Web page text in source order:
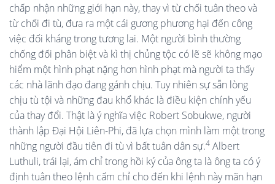
chấp nhận những giới hạn này, thay vì từ chối tuân theo và
từ chối đi tù, đưa ra một cái gương phương hại đến công
việc đối kháng trong tương lai. Một người bình thường
chống đối phân biệt và kì thị chủng tộc có lẽ sẽ không mạo
hiểm một hình phạt nặng hơn hình phạt mà người ta thấy
các nhà lãnh đạo đang gánh chịu. Tuy nhiên sự sẵn lòng
chịu tù tội và những đau khổ khác là điều kiện chính yếu
của thay đổi. Thật là ý nghĩa việc Robert Sobukwe, người
thành lập Đại Hội Liên-Phi, đã lựa chọn mình làm một trong
những người đầu tiên đi tù vì bất tuân dân sự.4 Albert
Luthuli, trái lại, ám chỉ trong hồi ký của ông ta là ông ta có ý
định tuân theo lệnh cấm chỉ cho đến khi lệnh này mãn hạn